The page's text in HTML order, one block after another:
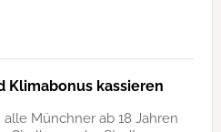
Klimabonus kassieren
Münchner ab 18 Jahren